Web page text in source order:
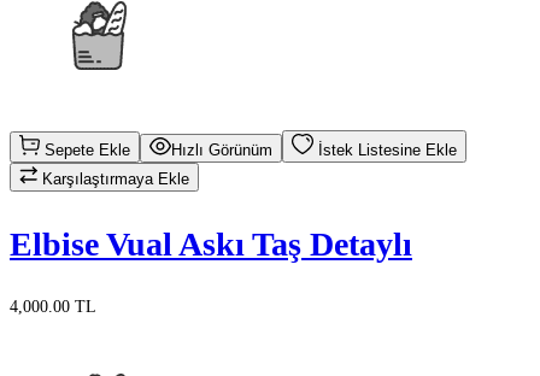
Sepete Ekle Hızlı Görünüm
İstek Listesine Ekle
Karşılaştırmaya Ekle
Elbise Vual Askı Taş Detaylı
4,000.00 TL